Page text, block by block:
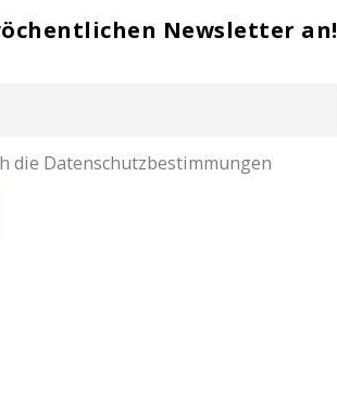
Newsletter an!
die Datenschutzbestimmungen